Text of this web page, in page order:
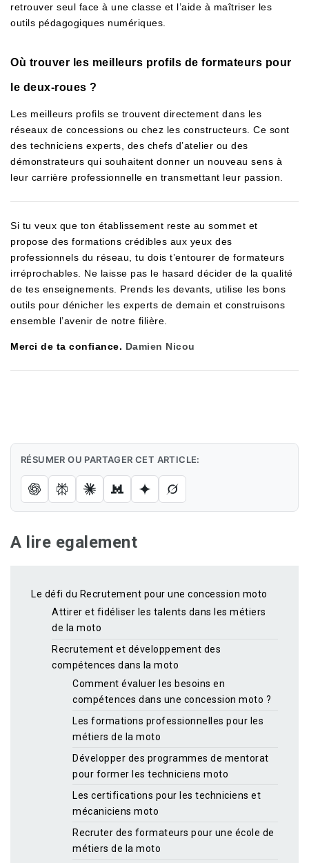
retrouver seul face à une classe et l’aide à maîtriser les
outils pédagogiques numériques.
Où trouver les meilleurs profils de formateurs pour
le deux-roues ?
Les meilleurs profils se trouvent directement dans les
réseaux de concessions ou chez les constructeurs. Ce sont
des techniciens experts, des chefs d’atelier ou des
démonstrateurs qui souhaitent donner un nouveau sens à
leur carrière professionnelle en transmettant leur passion.
Si tu veux que ton établissement reste au sommet et
propose des formations crédibles aux yeux des
professionnels du réseau, tu dois t’entourer de formateurs
irréprochables. Ne laisse pas le hasard décider de la qualité
de tes enseignements. Prends les devants, utilise les bons
outils pour dénicher les experts de demain et construisons
ensemble l’avenir de notre filière.
Merci de ta confiance. Damien Nicou
RÉSUMER OU PARTAGER CET ARTICLE:
A lire egalement
Le défi du Recrutement pour une concession moto
Attirer et fidéliser les talents dans les métiers
de la moto
Recrutement et développement des
compétences dans la moto
Comment évaluer les besoins en
compétences dans une concession moto ?
Les formations professionnelles pour les
métiers de la moto
Développer des programmes de mentorat
pour former les techniciens moto
Les certifications pour les techniciens et
mécaniciens moto
Recruter des formateurs pour une école de
métiers de la moto